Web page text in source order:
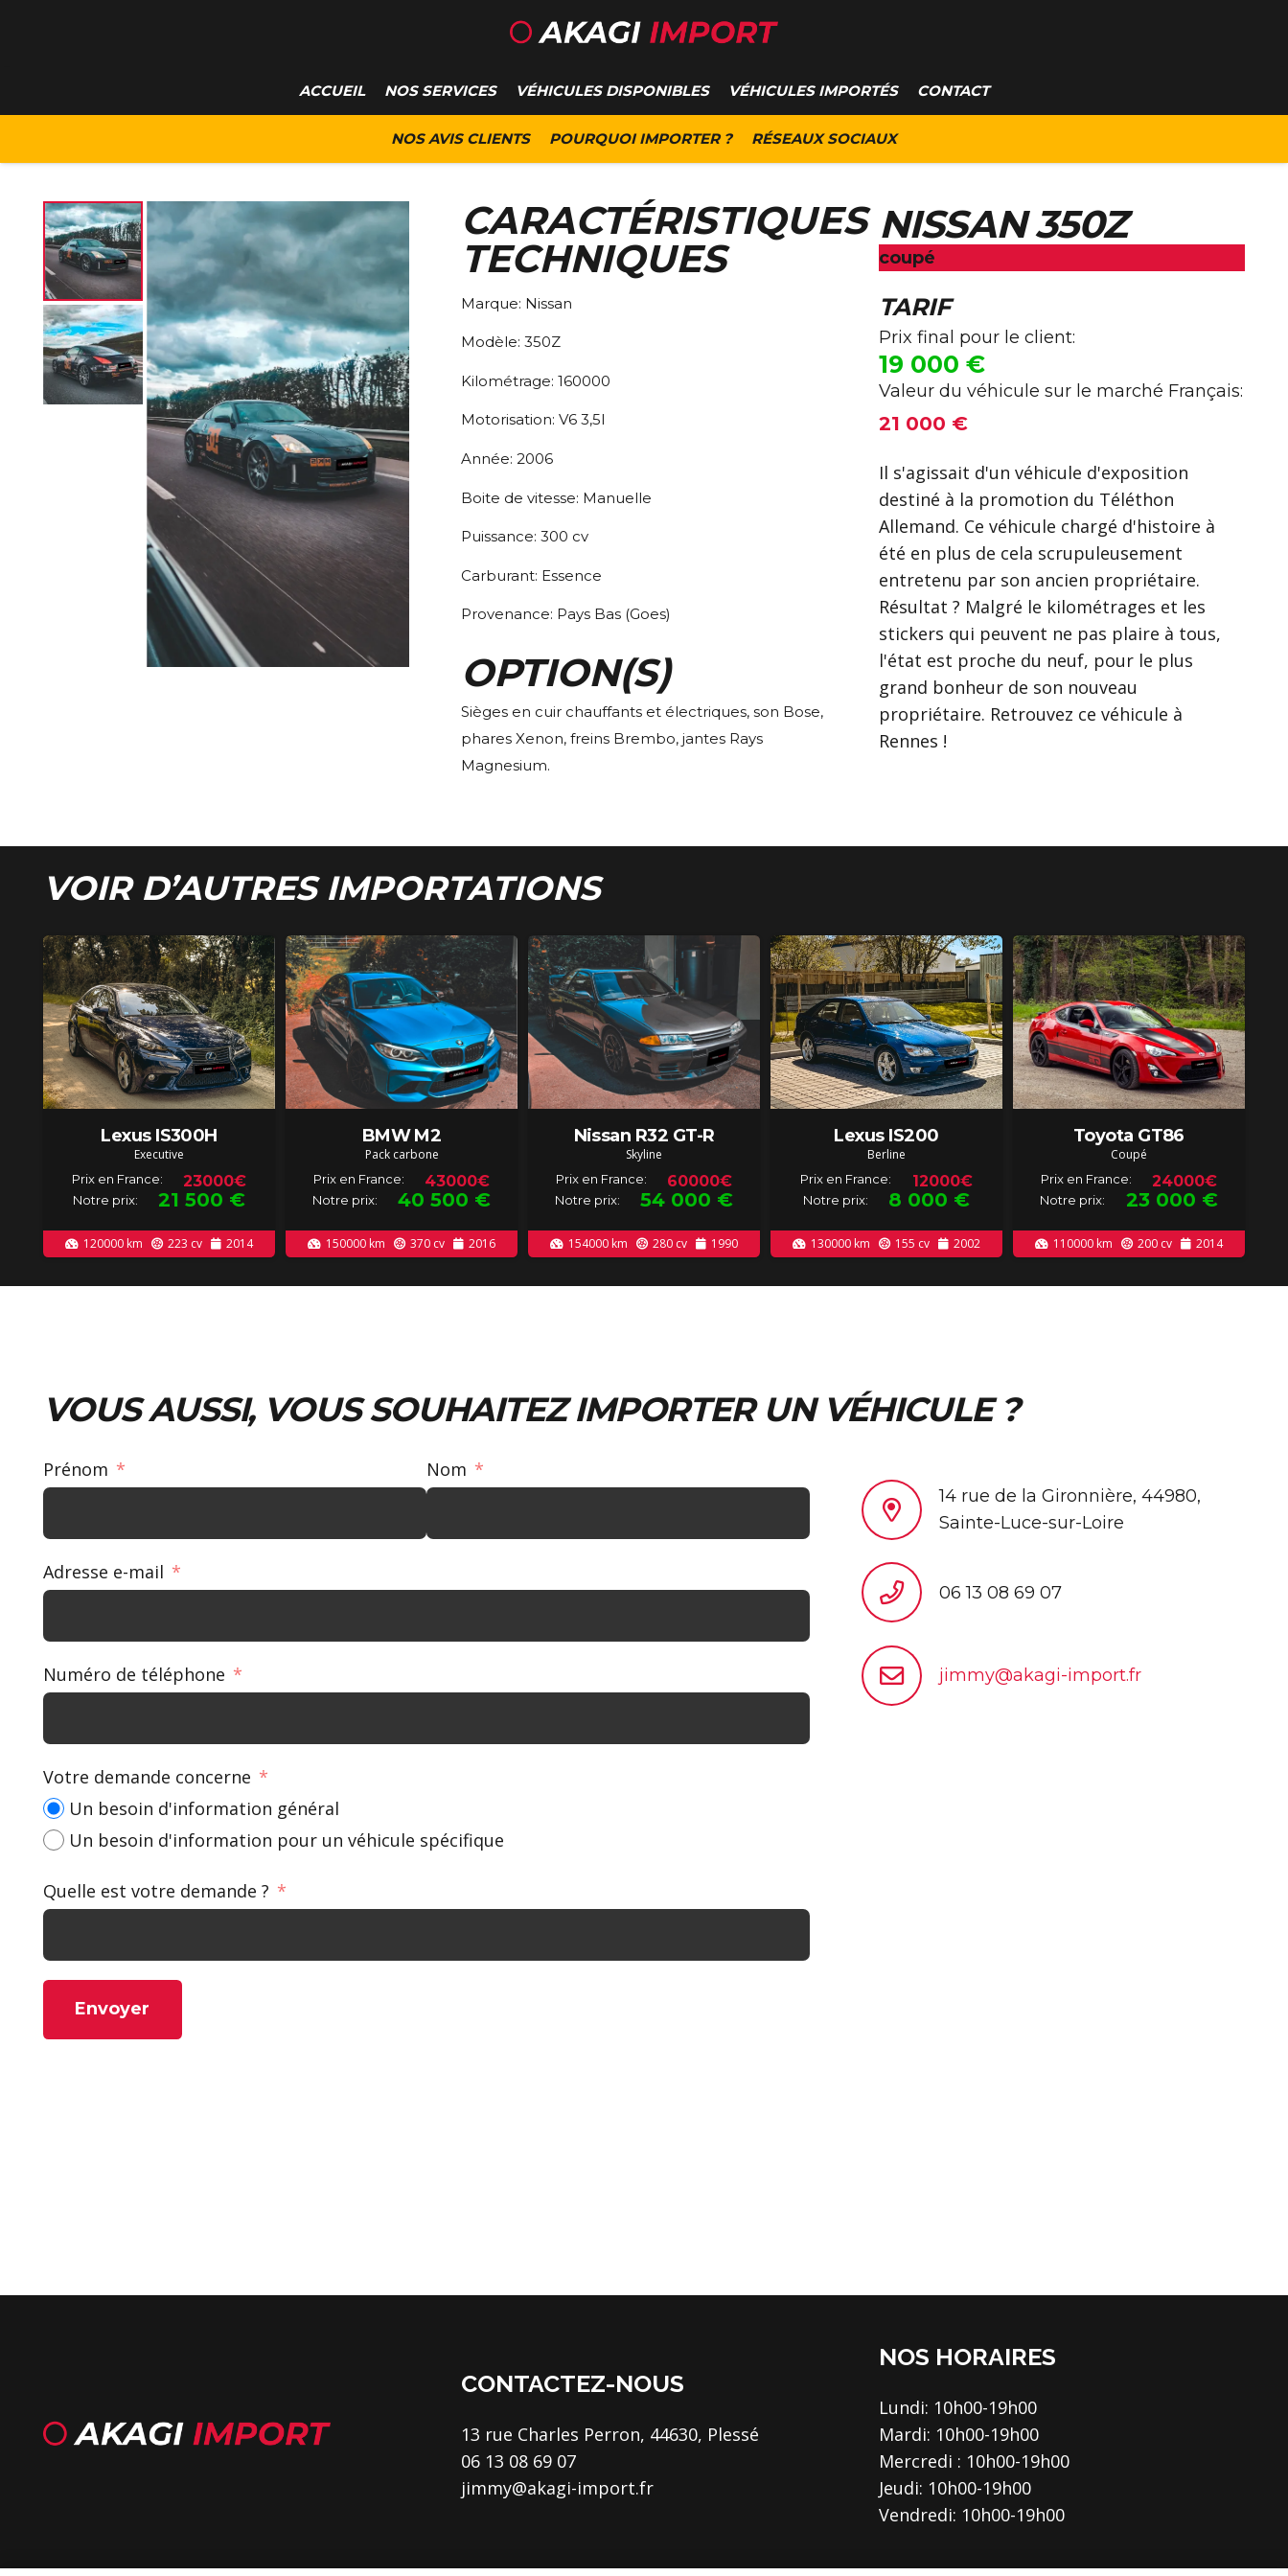
ACCUEIL NOS SERVICES VÉHICULES DISPONIBLES VÉHICULES IMPORTÉS CONTACT
NOS AVIS CLIENTS POURQUOI IMPORTER ? RÉSEAUX SOCIAUX
CARACTÉRISTIQUES
TECHNIQUES
Marque: Nissan
Modèle: 350Z
Kilométrage: 160000
Motorisation: V6 3,5l
Année: 2006
Boite de vitesse: Manuelle
Puissance: 300 cv
Carburant: Essence
Provenance: Pays Bas (Goes)
OPTION(S)
Sièges en cuir chauffants et électriques, son Bose,
phares Xenon, freins Brembo, jantes Rays
Magnesium.
NISSAN 350Z
coupé
TARIF
Prix final pour le client:
19 000 €
Valeur du véhicule sur le marché Français:
21 000 €
Il s'agissait d'un véhicule d'exposition
destiné à la promotion du Téléthon
Allemand. Ce véhicule chargé d'histoire à
été en plus de cela scrupuleusement
entretenu par son ancien propriétaire.
Résultat ? Malgré le kilométrages et les
stickers qui peuvent ne pas plaire à tous,
l'état est proche du neuf, pour le plus
grand bonheur de son nouveau
propriétaire. Retrouvez ce véhicule à
Rennes !
VOIR D’AUTRES IMPORTATIONS
Lexus IS300H
Executive
Prix en France: 23000€
Notre prix: 21 500 €
120000 km 223 cv 2014
BMW M2
Pack carbone
Prix en France: 43000€
Notre prix: 40 500 €
150000 km 370cv 2016
Nissan R32 GT-R
Skyline
Prix en France: 60000€
Notre prix: 54 000 €
154000 km 280cv 1990
Lexus IS200
Berline
Prix en France: 12000€
Notre prix: 8 000 €
130000 km 155 cv 2002
Toyota GT86
Coupé
Prix en France: 24000€
Notre prix: 23 000 €
110000 km 200cv 2014
VOUS AUSSI, VOUS SOUHAITEZ IMPORTER UN VÉHICULE ?
Prénom Nom
Adresse e-mail
Numéro de téléphone
Votre demande concerne
Un besoin d'information général
Un besoin d'information pour un véhicule spécifique
Quelle est votre demande ?
Envoyer
14 rue de la Gironnière, 44980,
Sainte-Luce-sur-Loire
06 13 08 69 07
jimmy@akagi-import.fr
CONTACTEZ-NOUS
13 rue Charles Perron, 44630, Plessé
06 13 08 69 07
jimmy@akagi-import.fr
NOS HORAIRES
Lundi: 10h00-19h00
Mardi: 10h00-19h00
Mercredi : 10h00-19h00
Jeudi: 10h00-19h00
Vendredi: 10h00-19h00